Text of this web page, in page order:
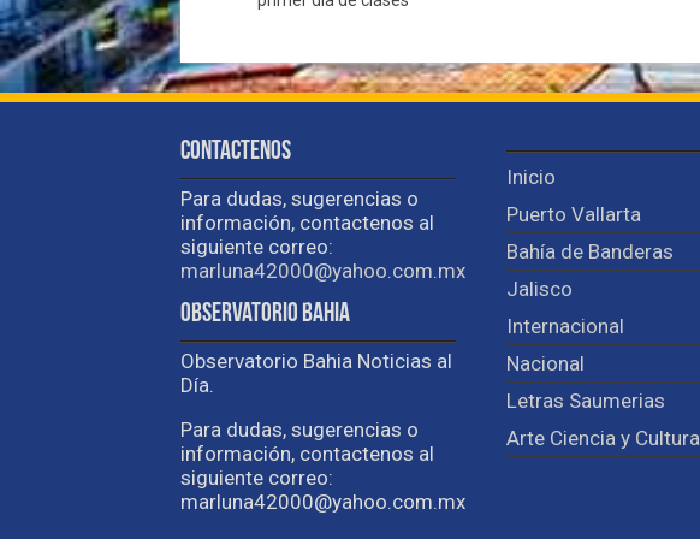
Contactenos
Para dudas, sugerencias o
información, contactenos al
siguiente correo:
marluna42000@yahoo.com.mx
Observatorio Bahia
Observatorio Bahia Noticias al
Día.
Para dudas, sugerencias o
información, contactenos al
siguiente correo:
marluna42000@yahoo.com.mx
Inicio
Puerto Vallarta
Bahía de Banderas
Jalisco
Internacional
Nacional
Letras Saumerias
Arte Ciencia y Cultura